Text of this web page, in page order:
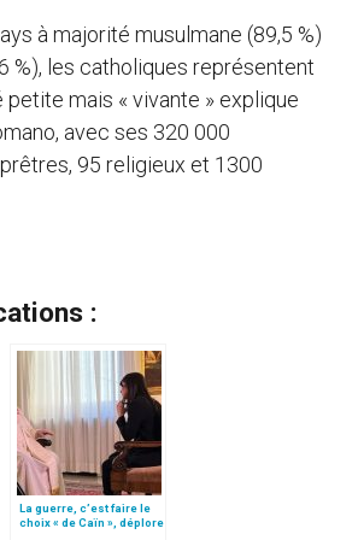
à majorité musulmane (89,5 %)
%), les catholiques représentent
petite mais « vivante » explique
avec ses 320 000
95 religieux et 1300
:
La guerre, c’est faire le
choix « de Caïn », déplore